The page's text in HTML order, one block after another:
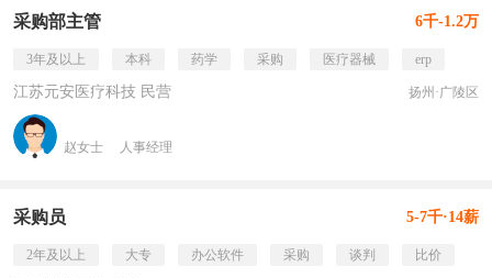
采购部主管 6千-1.2万
3年及以上 本科 药学 采购 医疗器械 erp
江苏元安医疗科技 民营 扬州·广陵区
赵女士 人事经理
采购员 5-7千·14薪
2年及以上 大专 办公软件 采购 谈判 比价